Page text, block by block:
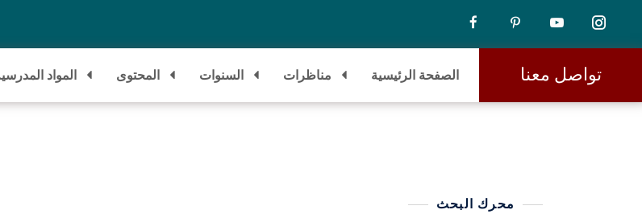
المواد المحتوى السنوات مناظرات الصفحة الرئيسية تواصل معنا
محرك البحث